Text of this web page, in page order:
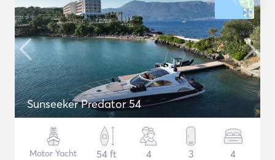
Sunseeker Predator 54
Motor Yacht
54 ft
4 3 4